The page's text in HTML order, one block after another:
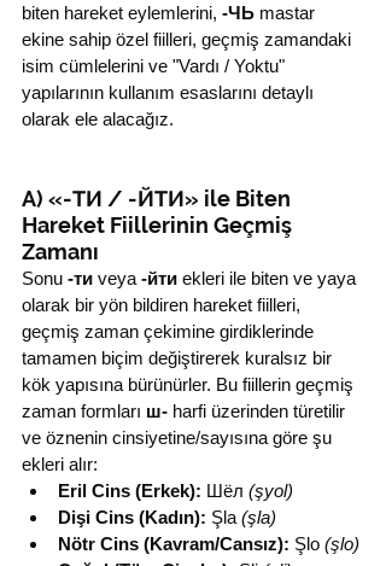
biten hareket eylemlerini, -ЧЬ mastar
ekine sahip özel fiilleri, geçmiş zamandaki
isim cümlelerini ve "Vardı / Yoktu"
yapılarının kullanım esaslarını detaylı
olarak ele alacağız.
A) «-ТИ / -ЙТИ» ile Biten
Hareket Fiillerinin Geçmiş
Zamanı
Sonu -ти veya -йти ekleri ile biten ve yaya
olarak bir yön bildiren hareket fiilleri,
geçmiş zaman çekimine girdiklerinde
tamamen biçim değiştirerek kuralsız bir
kök yapısına bürünürler. Bu fiillerin geçmiş
zaman formları ш- harfi üzerinden türetilir
ve öznenin cinsiyetine/sayısına göre şu
ekleri alır:
Eril Cins (Erkek): Шёл (şyol)
Dişi Cins (Kadın): Şla (şla)
Nötr Cins (Kavram/Cansız): Şlo (şlo)